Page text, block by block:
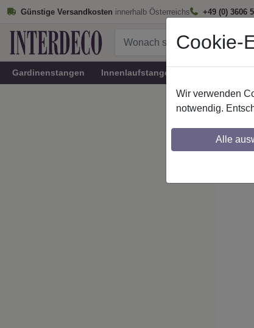
Günstige Versandkosten innerhalb Österreichs +49 (0) 3606
Gardinenstangen Innenlaufstangen
Cookie-
Wir verwenden
notwendig.
Alle